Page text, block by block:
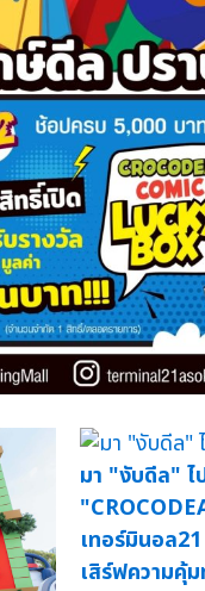
มา "งับดีล"
เทอร์มินอล
เสิร์ฟความคุ้